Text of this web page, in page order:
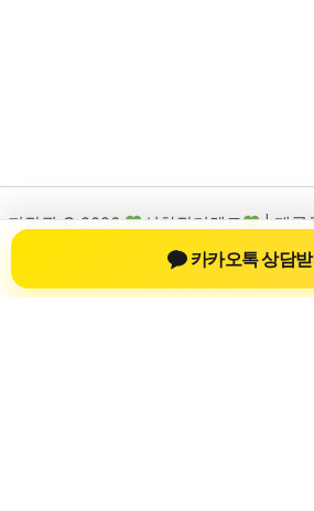
저작권 © 2026 신차장기렌트 | 제공
테마
카카오톡 상담